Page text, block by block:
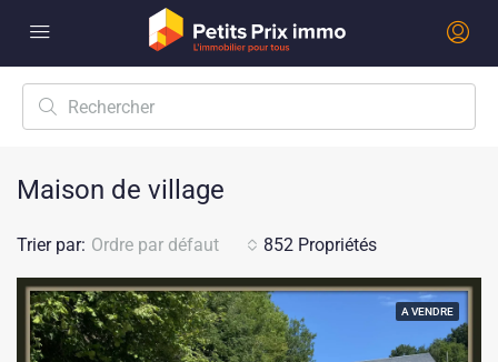
Maison de village
852 Propriétés
Trier par: Ordre par défaut
A VENDRE